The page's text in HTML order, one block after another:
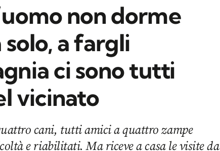
non dorme
solo, a fargli
ci sono tutti
vicinato
cani, tutti amici a quattro zampe
e riabilitati. Ma riceve a casa le visite da